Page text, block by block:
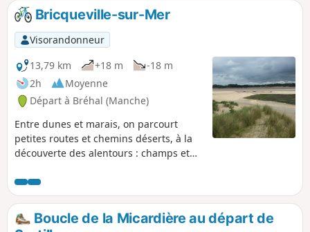
Bricqueville-sur-Mer
Visorandonneur
13,79 km
+18 m
-18 m
2h
Moyenne
Départ à Bréhal (Manche)
Entre dunes et marais, on parcourt
petites routes et chemins déserts, à la
découverte des alentours : champs et
anciennes maisons de pierre joliment
fleuries, et granges abandonnées où la
nature reprend ses droits. Le charme
(hélas) est trop souvent rompu par
Boucle de la Micardière au départ de